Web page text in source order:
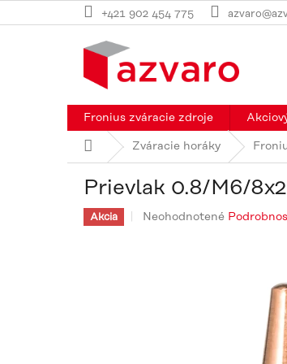
na
+421 902 454 775
Fronius zváracie zdroje
DomovZváracie horáky
Prievlak 0.8/M6/
Akcia
Priemerné
Neohodnotené